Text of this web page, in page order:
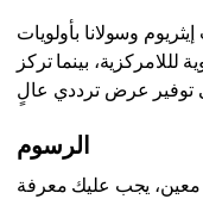
وسولانا بأولويات
لللامركزية، بينما تركز
الرسوم
معين، يجب عليك معرفة